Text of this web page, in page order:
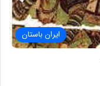
ایران باستان